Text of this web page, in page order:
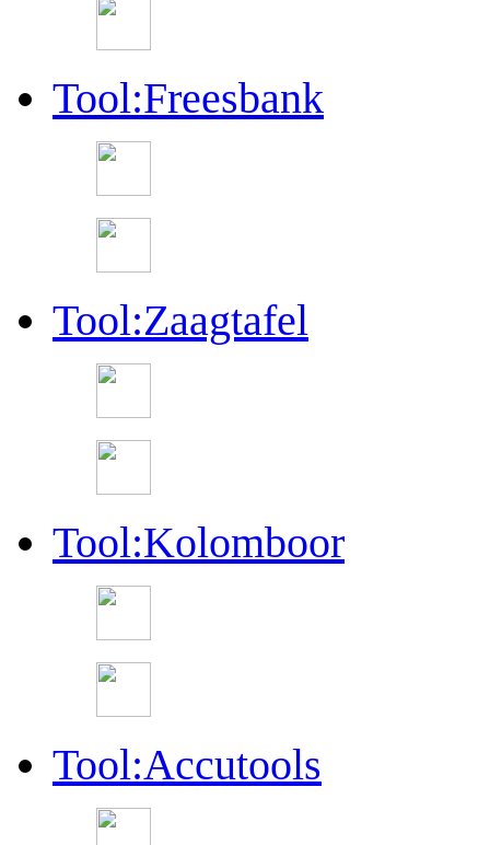
Tool:Freesbank
Tool:Zaagtafel
Tool:Kolomboor
Tool:Accutools